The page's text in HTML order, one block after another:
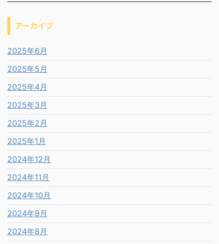
アーカイブ
2025年6月
2025年5月
2025年4月
2025年3月
2025年2月
2025年1月
2024年12月
2024年11月
2024年10月
2024年9月
2024年8月